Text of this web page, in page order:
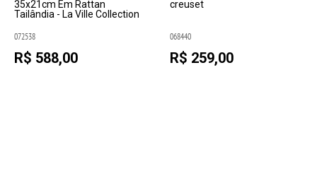
35x21cm Em Rattan
Tailândia - La Ville Collection
072538
R$ 588,00
creuset
068440
R$ 259,00